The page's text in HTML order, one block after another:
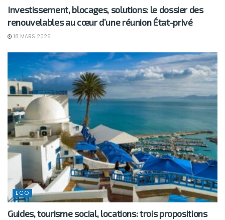
Investissement, blocages, solutions: le dossier des
renouvelables au cœur d’une réunion État-privé
18 MARS 2026
ECO
Guides, tourisme social, locations: trois propositions